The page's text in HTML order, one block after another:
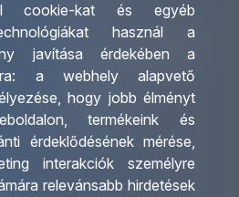
cookie-kat és egyéb
használ a
javítása érdekében a
a webhely alapvető
, hogy jobb élményt
,termékeink és
érdeklődésének mérése,
interakciók személyre
relevánsabb hirdetések
Irodáink
Utazásszervező partnereink
Viszonteladó Partnereink
Partnereinknek
Utazási kérdőív
Impresszum